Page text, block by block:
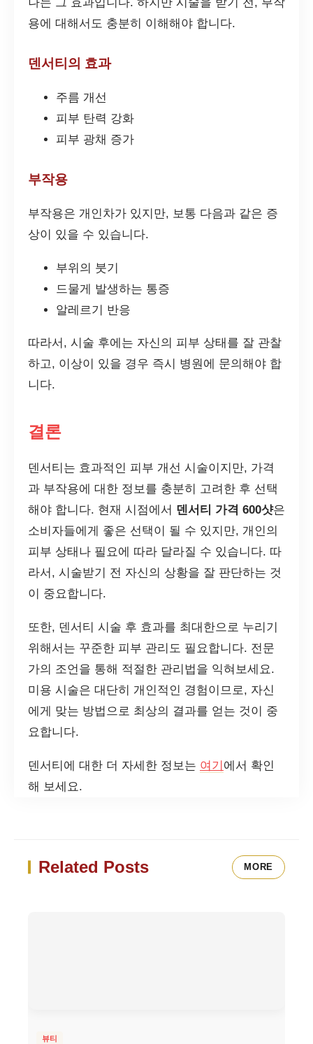
용에 대해서도 충분히 이해해야 합니다.
덴서티의 효과
주름 개선
피부 탄력 강화
피부 광채 증가
부작용
부작용은 개인차가 있지만, 보통 다음과 같은 증
상이 있을 수 있습니다.
부위의 붓기
드물게 발생하는 통증
알레르기 반응
따라서, 시술 후에는 자신의 피부 상태를 잘 관찰
하고, 이상이 있을 경우 즉시 병원에 문의해야 합
니다.
결론
덴서티는 효과적인 피부 개선 시술이지만, 가격
과 부작용에 대한 정보를 충분히 고려한 후 선택
해야 합니다. 현재 시점에서 덴서티 가격 600샷은
소비자들에게 좋은 선택이 될 수 있지만, 개인의
피부 상태나 필요에 따라 달라질 수 있습니다. 따
라서, 시술받기 전 자신의 상황을 잘 판단하는 것
이 중요합니다.
또한, 덴서티 시술 후 효과를 최대한으로 누리기
위해서는 꾸준한 피부 관리도 필요합니다. 전문
가의 조언을 통해 적절한 관리법을 익혀보세요.
미용 시술은 대단히 개인적인 경험이므로, 자신
에게 맞는 방법으로 최상의 결과를 얻는 것이 중
요합니다.
덴서티에 대한 더 자세한 정보는 여기 에서 확인
해 보세요.
Related Posts MORE
뷰티